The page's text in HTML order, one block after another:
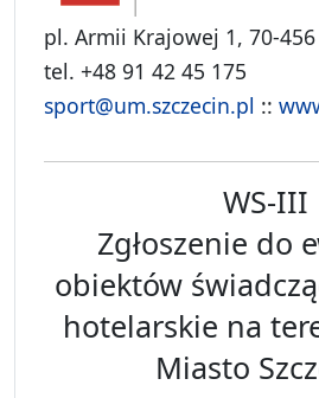
pl. Armii Krajowej 1, 70-456
tel. +48 91 42 45 175
sport@um.szczecin.pl ::
WS-III
Zgłoszenie do
obiektów
hotelarskie na
Miasto